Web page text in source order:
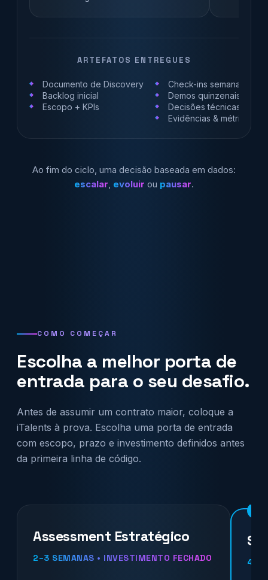
ARTEFATOS ENTREGUES
Documento de Discovery
Backlog inicial
Escopo + KPIs
Check-ins semanais
Demos quinzenais
Decisões técnicas
Evidências & métricas
Ao fim do ciclo, uma decisão baseada em dados:
escalar, evoluir ou pausar.
COMO COMEÇAR
Escolha a melhor porta de
entrada para o seu desafio.
Antes de assumir um contrato maior, coloque a
iTalents à prova. Escolha uma porta de entrada
com escopo, prazo e investimento definidos antes
da primeira linha de código.
Assessment Estratégico
2–3 SEMANAS • INVESTIMENTO FECHADO 4–6